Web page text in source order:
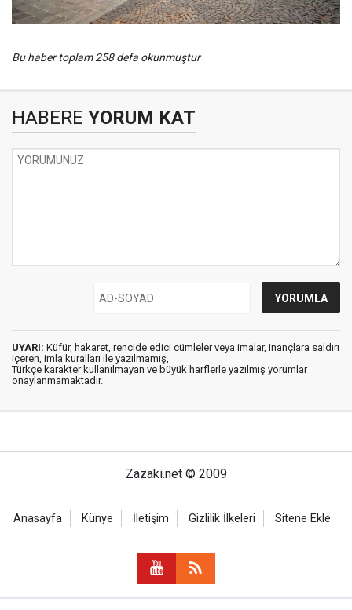
Bu haber toplam 258 defa okunmuştur
HABERE YORUM KAT
UYARI: Küfür, hakaret, rencide edici cümleler veya imalar, inançlara saldırı
içeren, imla kuralları ile yazılmamış,
Türkçe karakter kullanılmayan ve büyük harflerle yazılmış yorumlar
onaylanmamaktadır.
Zazaki.net © 2009
Anasayfa Künye İletişim Gizlilik İlkeleri Sitene Ekle